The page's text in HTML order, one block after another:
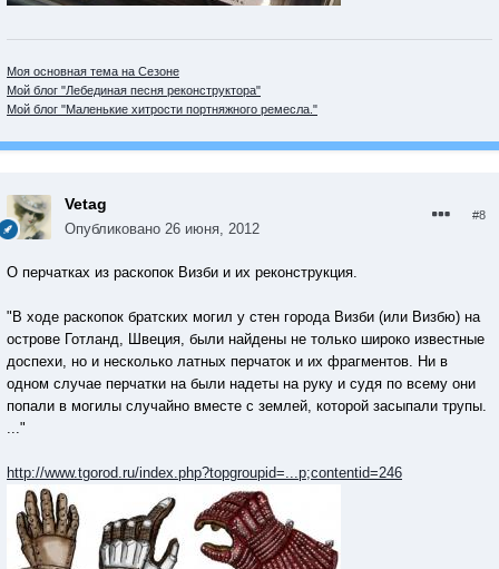
Моя основная тема на Сезоне
Мой блог "Лебединая песня реконструктора"
Мой блог "Маленькие хитрости портняжного ремесла."
Vetag
Опубликовано 26 июня, 2012
#8
О перчатках из раскопок Визби и их реконструкция.
"В ходе раскопок братских могил у стен города Визби (или Визбю) на
острове Готланд, Швеция, были найдены не только широко известные
доспехи, но и несколько латных перчаток и их фрагментов. Ни в
одном случае перчатки на были надеты на руку и судя по всему они
попали в могилы случайно вместе с землей, которой засыпали трупы.
..."
http://www.tgorod.ru/index.php?topgroupid=...p;contentid=246